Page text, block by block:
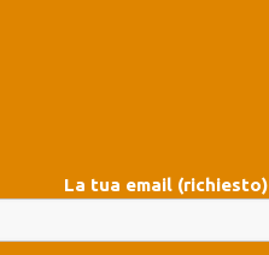
La tua email (richiesto)